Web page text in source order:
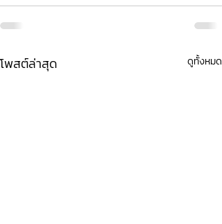
โพสต์ล่าสุด ดูทั้งหมด